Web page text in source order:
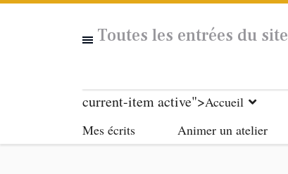
Toutes les entrées du site
current-item active">Accueil
Mes écrits
Animer un atelier